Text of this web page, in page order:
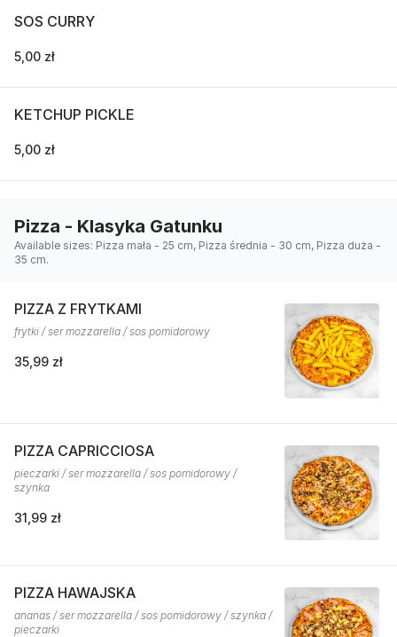
SOS CURRY
5,00 zł
KETCHUP PICKLE
5,00 zł
Pizza - Klasyka Gatunku
Available sizes: Pizza mała - 25 cm, Pizza średnia - 30 cm, Pizza duża -
35 cm.
PIZZA Z FRYTKAMI
frytki / ser mozzarella / sos pomidorowy
35,99 zł
PIZZA CAPRICCIOSA
pieczarki / ser mozzarella / sos pomidorowy /
szynka
31,99 zł
PIZZA HAWAJSKA
ananas / ser mozzarella / sos pomidorowy / szynka /
pieczarki